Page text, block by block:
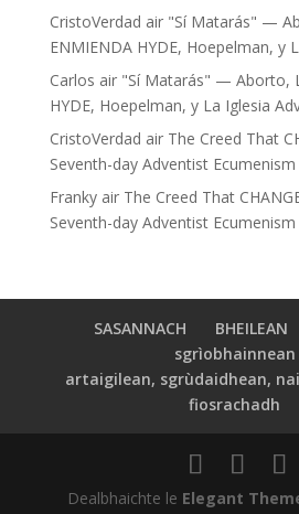
CristoVerdad air "Sí Matarás" —
ENMIENDA HYDE, Hoepelman, y
Carlos air "Sí Matarás" — Aborto,
HYDE, Hoepelman, y La Iglesia
CristoVerdad air The Creed That
Seventh-day Adventist Ecumenism
Frankyair The Creed That
Seventh-day Adventist Ecumenism
SASANNACH BHEILEAN
sgrìobhainnean
artaigilean, sgrùdaidhean,
fiosrachadh
Dealbhaichte le Elegant